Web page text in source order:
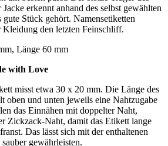
erkennt anhand des selbst gewählten
Stück gehört. Namensetiketten
Kleidung den letzten Feinschliff.
Länge 60 mm
with Love
misst etwa 30 x 20 mm. Die Länge des
oben und unten jeweils eine Nahtzugabe
das Einnähen mit doppelter Naht,
Zickzack-Naht, damit das Etikett lange
Das lässt sich mit der enthaltenen
gewährleisten.